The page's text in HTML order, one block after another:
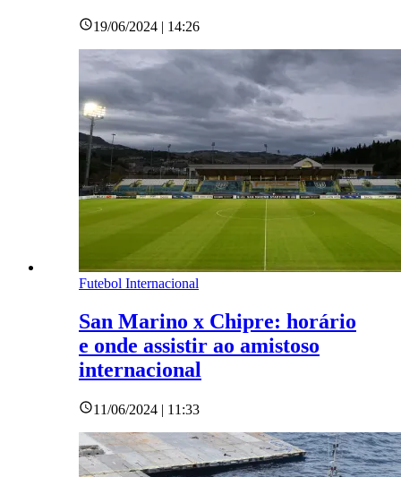
19/06/2024 | 14:26
Futebol Internacional
San Marino x Chipre: horário
e onde assistir ao amistoso
internacional
11/06/2024 | 11:33